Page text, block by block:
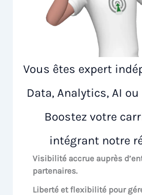
Vous êtes expert
Data, Analytics, AI ou
Boostez votre
intégrant notre
Visibilité accrue auprès
partenaires.
Liberté et flexibilité pour